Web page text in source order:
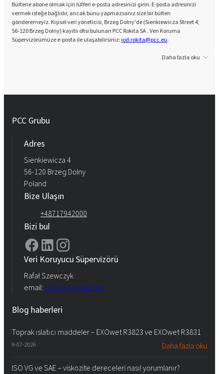
Bültene abone olmak için lütfen e-posta adresinizi girin. E-posta adresinizi
vermek isteğe bağlıdır, ancak bunu yapmazsanız size bir bülten
gönderemeyiz. Kişisel veri yöneticisi, Brzeg Dolny'de (Sienkiewicza Street 4,
56-120 Brzeg Dolny) kayıtlı ofisi bulunan PCC Rokita SA . Veri Koruma
Süpervizörümüze e-posta ile ulaşabilirsiniz:iod.rokita@pcc.eu.
Daha fazla oku
PCC Grubu
Adres
Sienkiewicza 4
56-120 Brzeg Dolny
Poland
Bize Ulaşın
+48717942000
Bizi bul
Veri Koruyucu Süpervizörü
Rafał Szewczyk
email: iod.rokita@pcc.eu
Blog haberleri
Toprak ıslatıcı maddeler – EXOwet R3823 ve EXOwet R3831
9-07-2026 Daha fazla oku
ISO VG ve SAE – viskozite dereceleri nasıl yorumlanır?